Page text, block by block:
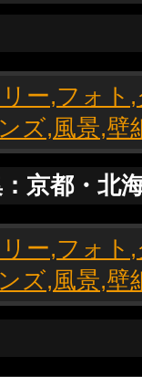
京都・北